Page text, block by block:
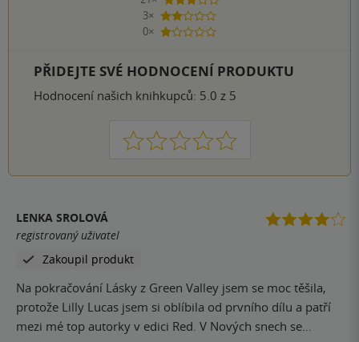
3×
2 hvězdičky
0×
1 hvezdička
PŘIDEJTE SVÉ HODNOCENÍ PRODUKTU
Hodnocení našich knihkupců: 5.0 z 5
1 2 3 4 5
LENKA SROLOVÁ
registrovaný uživatel
Zakoupil produkt
Na pokračování Lásky z Green Valley jsem se moc těšila,
protože Lilly Lucas jsem si oblíbila od prvního dílu a patří
mezi mé top autorky v edici Red. V Nových snech se